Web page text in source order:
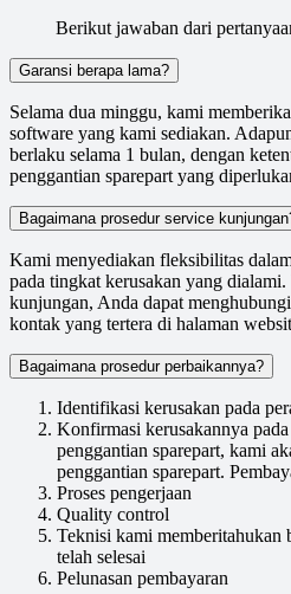
Berikut jawaban dari
Garansi berapa lama?
Selama dua minggu, kami
software yang kami sediakan.
berlaku selama 1 bulan, dengan
penggantian sparepart yang
Bagaimana prosedur service
Kami menyediakan fleksibilitas
pada tingkat kerusakan yang
kunjungan, Anda dapat
kontak yang tertera di halaman
Bagaimana prosedur perbaikannya?
Identifikasi kerusakan pada
Konfirmasi kerusakannya pada
penggantian sparepart, kami
penggantian sparepart.
Proses pengerjaan
Quality control
Teknisi kami memberitahukan
telah selesai
Pelunasan pembayaran